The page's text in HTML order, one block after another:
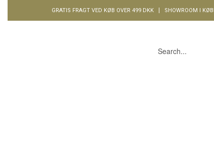
GRATIS FRAGT VED KØB OVER 499 DKK SHOWROOM I